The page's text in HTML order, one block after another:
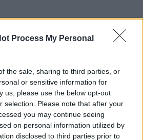
Process My Personal
the sale, sharing to third parties, or
or sensitive information for
us, please use the below opt-out
selection. Please note that after your
you may continue seeing
on personal information utilized by
disclosed to third parties prior to